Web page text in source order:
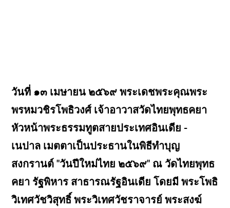
วันที่ ๑๓ เมษายน ๒๕๖๙ พระเดชพระคุณพระ
พรหมวชิรโพธิวงศ์ เจ้าอาวาสวัดไทยพุทธคยา
หัวหน้าพระธรรมทูตสายประเทศอินเดีย -
เนปาล เมตตาเป็นประธานในพิธีทำบุญ
สงกรานต์ "วันปีใหม่ไทย ๒๕๖๙" ณ วัดไทยพุทธ
คยา รัฐพิหาร สาธารณรัฐอินเดีย โดยมี พระโพธิ
วิเทศวัชวิสุทธิ์ พระวิเทศวัชราจารย์ พระสงฆ์